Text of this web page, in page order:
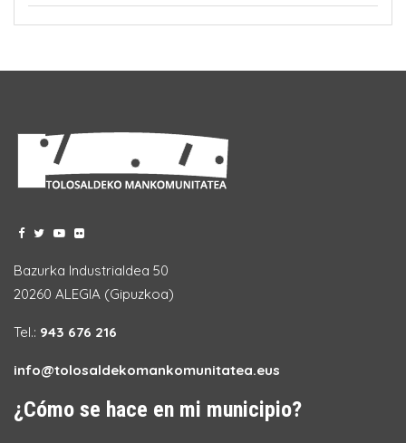
Bazurka Industrialdea 50
20260 ALEGIA (Gipuzkoa)
Tel.: 943 676 216
info@tolosaldekomankomunitatea.eus
¿Cómo se hace en mi municipio?